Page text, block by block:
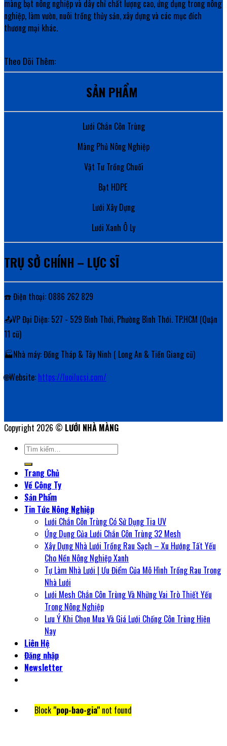
màng bạt nông nghiệp và dây chỉ chất lượng cao, ứng dụng trong nông
nghiệp, làm vườn, nuôi trồng thủy sản, xây dựng và các mục đích
thương mại khác.
Theo Dõi Thêm:
SẢN PHẨM
Lưới Chắn Côn Trùng
Màng Phủ Nông Nghiệp
Vật Tư Trồng Chuối
Bạt HDPE
Lưới Xây Dựng
Lưới Xanh Ô Ly
TRỤ SỞ CHÍNH – LỰC SĨ
☎️ Điện thoại: 0886 262 829
📤VP Đại Diện: 527 - 529 Bình Thới, Phường Bình Thới. TP.HCM (Quận
11 cũ)
🏭Nhà máy: Đồng Tháp & Tây Ninh ( Long An & Tiền Giang cũ)
🌐Website: https://luoilucsi.com/
Copyright 2026 © LƯỚI NHÀ MÀNG
Tìm
Trang Chủ
Về Công Ty
Sản Phẩm
Tin Tức Nông Nghiệp
Lưới Chắn Côn Trùng Có Sử Dụng Tia UV
Ứng Dụng Của Lưới Chắn Côn Trùng 32 Mesh
Xây Dựng Nhà Lưới Trồng Rau Sạch – Xu Hướng Tất Yếu
Cho Nền Nông Nghiệp Xanh
Tự Làm Nhà Lưới | Ưu Điểm Của Mô Hình Trồng Rau Trong
Nhà Lưới
Lưới Mesh Chắn Côn Trùng Và Những Vai Trò Thiết Yếu
Trong Nông Nghiệp
Lưu Ý Khi Chọn Mua Và Giá Lưới Chống Côn Trùng Hiện
Nay
Liên Hệ
Đăng nhập
Newsletter
Block "pop-bao-gia"not found